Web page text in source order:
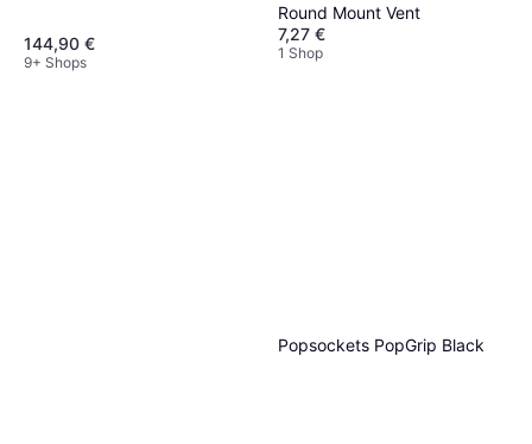
144,90 €
9+ Shops
Round Mount Vent
7,27 €
1 Shop
Popsockets PopGrip Black